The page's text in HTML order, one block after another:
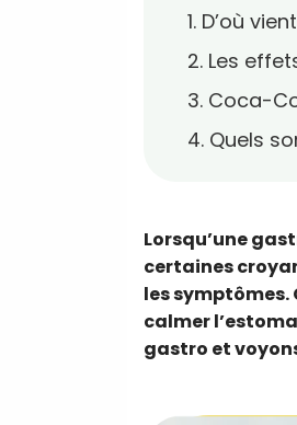
1. D’où
2. Les
3. Coca-
4. Quels
Lorsqu’une
certaines
les
calmer
gastro et